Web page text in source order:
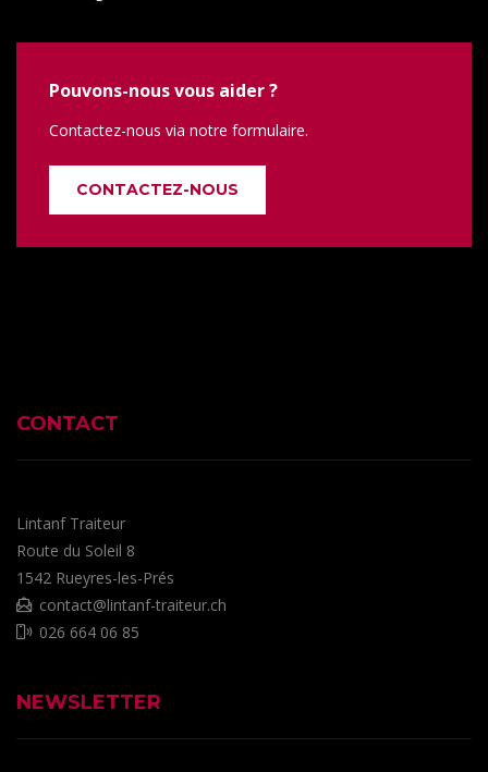
Pouvons-nous vous aider ?
Contactez-nous via notre formulaire.
CONTACTEZ-NOUS
CONTACT
Lintanf Traiteur
Route du Soleil 8
1542 Rueyres-les-Prés
contact@lintanf-traiteur.ch
026 664 06 85
NEWSLETTER